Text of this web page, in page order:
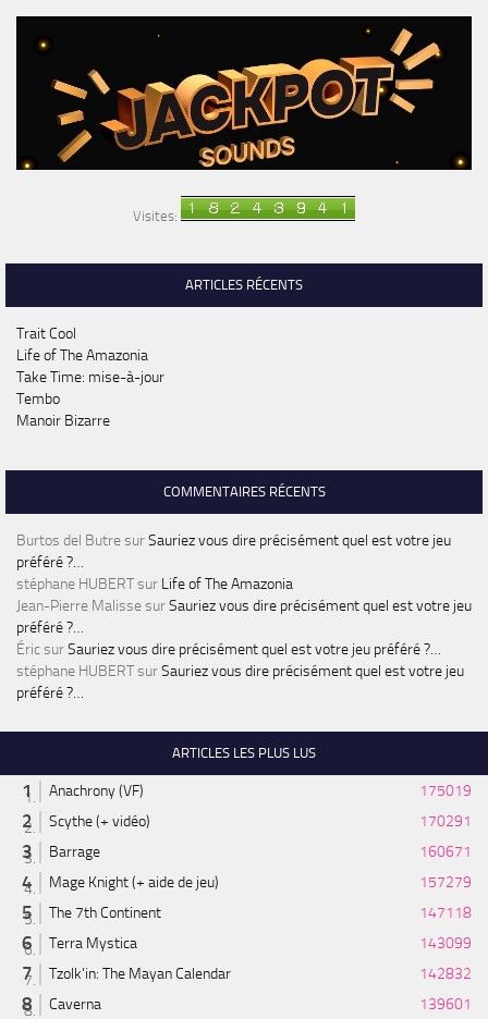
Visites:
ARTICLES RÉCENTS
Trait Cool
Life of The Amazonia
Take Time: mise-à-jour
Tembo
Manoir Bizarre
COMMENTAIRES RÉCENTS
Burtos del ButresurSauriez vous dire précisément quel est votre jeu
préféré ?…
stéphane HUBERTsur Life of The Amazonia
Jean-Pierre MalissesurSauriez vous dire précisément quel est votre jeu
préféré ?…
ÉricsurSauriez vous dire précisément quel est votre jeu préféré ?…
stéphane HUBERTsurSauriez vous dire précisément quel est votre jeu
préféré ?…
ARTICLES LES PLUS LUS
Anachrony (VF)
175019
Scythe (+ vidéo)
170291
Barrage
160671
Mage Knight (+ aide de jeu)
157279
The 7th Continent
147118
Terra Mystica
143099
Tzolk'in: The Mayan Calendar
142832
Caverna
139601